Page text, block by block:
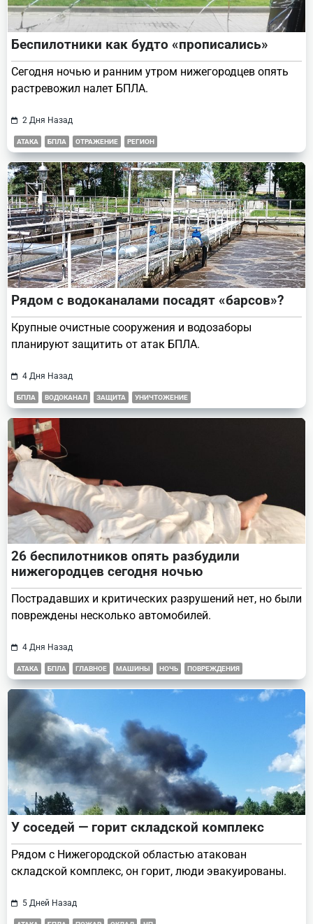
Беспилотники как будто «прописались»
Сегодня ночью и ранним утром нижегородцев опять
растревожил налет БПЛА.
2 Дня Назад
АТАКА БПЛА ОТРАЖЕНИЕ РЕГИОН
Рядом с водоканалами посадят «барсов»?
Крупные очистные сооружения и водозаборы
планируют защитить от атак БПЛА.
4 Дня Назад
БПЛА ВОДОКАНАЛ ЗАЩИТА УНИЧТОЖЕНИЕ
26 беспилотников опять разбудили
нижегородцев сегодня ночью
Пострадавших и критических разрушений нет, но были
повреждены несколько автомобилей.
4 Дня Назад
АТАКА БПЛА ГЛАВНОЕ МАШИНЫ НОЧЬ ПОВРЕЖДЕНИЯ
У соседей — горит складской комплекс
Рядом с Нижегородской областью атакован
складской комплекс, он горит, люди эвакуированы.
5 Дней Назад